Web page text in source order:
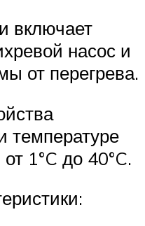
включает
насос и
от перегрева.
температуре
1°C до 40°C.